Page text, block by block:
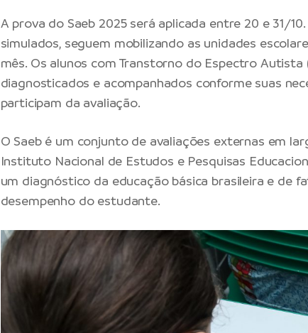
A prova do Saeb 2025 será aplicada entre 20 e 31/
simulados, seguem mobilizando as unidades
mês. Os alunos com Transtorno do Espectro Autista
diagnosticados e acompanhados conforme suas
participam da avaliação.
O Saeb é um conjunto de avaliações externas em
Instituto Nacional de Estudos e Pesquisas
um diagnóstico da educação básica brasileira e de
desempenho do estudante.